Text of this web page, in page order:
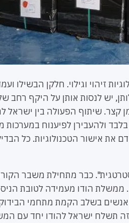
זיהוי וגילוי. חלקן הבשילו
יש לנסות אותן על היקף רחב
קצר. שיתוף הפעולה בין ישראל
ולהעבירן לפיענוח במערכות
את אישור הטכנולוגיות. כל
כבר מתחילת משבר
הודו מעמידה לטובת
של אנשים בשלב הקמת מתחמי
תשלח ישראל להודו יחד עם